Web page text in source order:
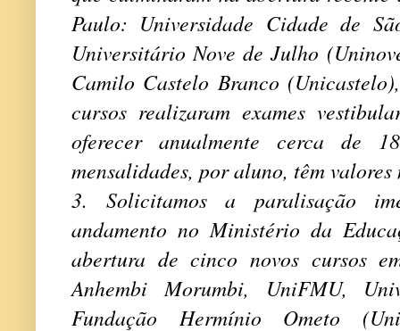
Paulo: Universidade Cidade de
Universitário Nove de Julho
Camilo Castelo Branco
cursos realizaram exames
oferecer anualmente cerca de
mensalidades, por aluno, têm valores
3. Solicitamos a paralisação
andamento no Ministério da
abertura de cinco novos cursos
Anhembi Morumbi, UniFMU,
Fundação Hermínio Ometo